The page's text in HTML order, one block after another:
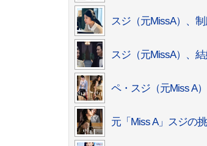
スジ（元MissA）、
スジ（元MissA）、
ペ・スジ（元Miss A
元「Miss A」スジの